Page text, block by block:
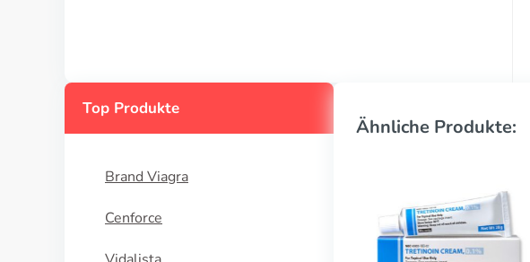
Top Produkte
Brand Viagra
Cenforce
Ähnliche Produkte: